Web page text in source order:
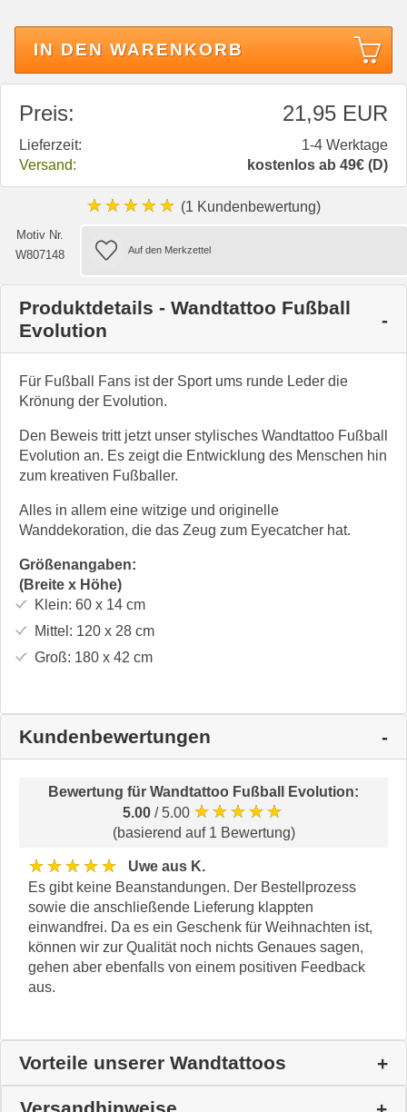
IN DEN WARENKORB
Preis: 21,95 EUR
Lieferzeit:
1-4 Werktage
Versand:
kostenlos ab 49€ (D)
★★★★★ (1 Kundenbewertung)
Motiv Nr.
W807148
Produktdetails - Wandtattoo Fußball
Evolution
Für Fußball Fans ist der Sport ums runde Leder die
Krönung der Evolution.
Den Beweis tritt jetzt unser stylisches Wandtattoo Fußball
Evolution an. Es zeigt die Entwicklung des Menschen hin
zum kreativen Fußballer.
Alles in allem eine witzige und originelle
Wanddekoration, die das Zeug zum Eyecatcher hat.
Größenangaben:
(Breite x Höhe)
Klein: 60 x 14cm
Mittel: 120 x 28cm
Groß: 180 x 42 cm
Kundenbewertungen
Bewertung für Wandtattoo Fußball Evolution:
5.00 / 5.00 ★★★★★
(basierend auf 1 Bewertung)
★★★★★
Uwe aus K.
Es gibt keine Beanstandungen. Der Bestellprozess
sowie die anschließende Lieferung klappten
einwandfrei. Da es ein Geschenk für Weihnachten ist,
können wir zur Qualität noch nichts Genaues sagen,
gehen aber ebenfalls von einem positiven Feedback
aus.
Vorteile unserer Wandtattoos